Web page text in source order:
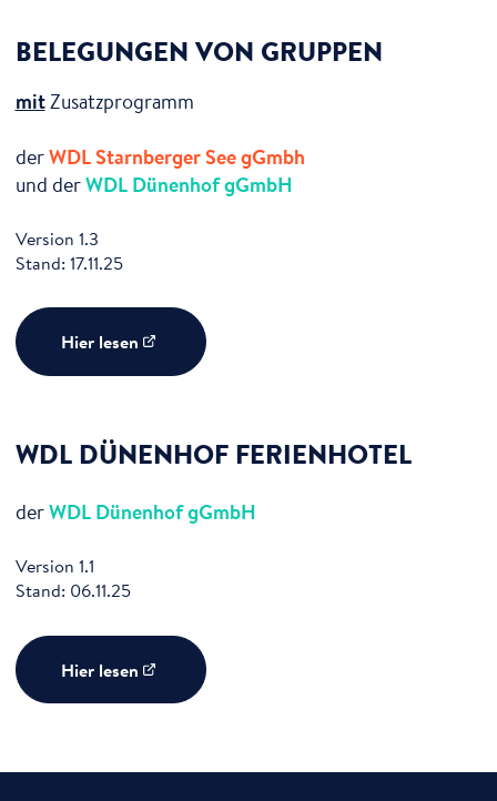
BELEGUNGEN VON GRUPPEN
mitZusatzprogramm
derWDL Starnberger See gGmbh
und derWDL Dünenhof gGmbH
Version 1.3
Stand: 17.11.25
Hier lesen
WDL DÜNENHOF FERIENHOTEL
derWDL Dünenhof gGmbH
Version 1.1
Stand: 06.11.25
Hier lesen